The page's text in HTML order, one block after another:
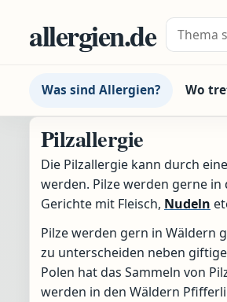
allergien.de Suche
Was sind Allergien? Wo
Pilzallergie
Die Pilzallergie kann durch
werden. Pilze werden gerne
Gerichte mit Fleisch, Nudeln
Pilze werden gern in Wäldern
zu unterscheiden neben
Polen hat das Sammeln von
werden in den Wäldern